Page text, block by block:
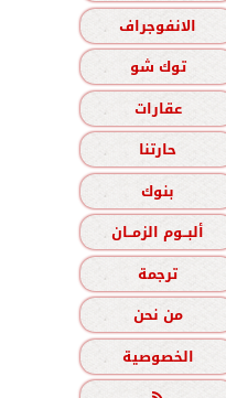
الانفوجراف
توك شو
عقارات
حارتنا
بنوك
ألبــوم الزمــان
ترجمة
من نحن
الخصوصية